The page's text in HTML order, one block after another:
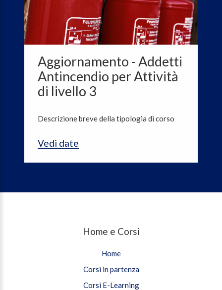
Aggiornamento - Addetti
Antincendio per Attività
di livello 3
Descrizione breve della tipologia di corso
Vedi date
Home e Corsi
Home
Corsi in partenza
Corsi E-Learning